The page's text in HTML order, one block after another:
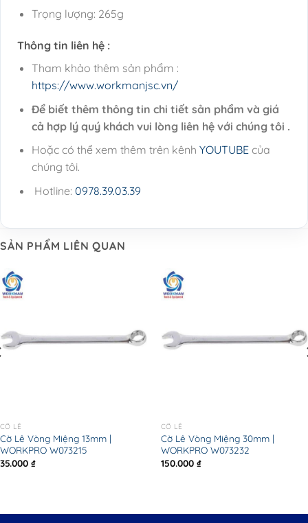
Trọng lượng: 265g
Thông tin liên hệ :
Tham khảo thêm sản phẩm :
https://www.workmanjsc.vn/
Để biết thêm thông tin chi tiết sản phẩm và giá
cả hợp lý quý khách vui lòng liên hệ với chúng tôi .
Hoặc có thể xem thêm trên kênh YOUTUBEcủa
chúng tôi.
Hotline: 0978.39.03.39
SẢN PHẨM LIÊN QUAN
CỜ LÊ
Cờ Lê Vòng Miệng 13mm |
WORKPRO W073215
35.000 ₫
CỜ LÊ
Cờ Lê Vòng Miệng 30mm |
WORKPRO W073232
150.000 ₫